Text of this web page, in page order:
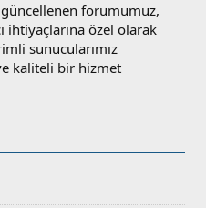
forumumuz,
ihtiyaçlarına özel olarak
sunucularımız
kaliteli bir hizmet